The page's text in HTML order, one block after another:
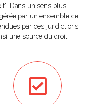
Dans un sens plus
par un ensemble de
par des juridictions
une source du droit.